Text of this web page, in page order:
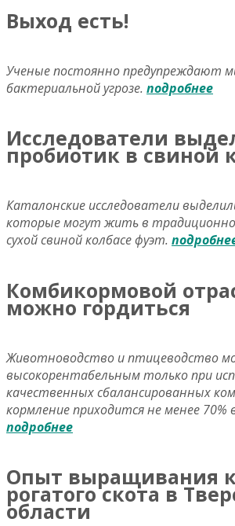
Выход есть!
Ученые постоянно предупреждают
бактериальной угрозе. подробнее
Исследователи
пробиотик в свиной
Каталонские исследователи
которые могут жить в
сухой свиной колбасе фуэт.
Комбикормовой
можно гордиться
Животноводство и птицеводство
высокорентабельным только при
качественных сбалансированных
кормление приходится не менее 70%
подробнее
Опыт выращивания
рогатого скота в
области